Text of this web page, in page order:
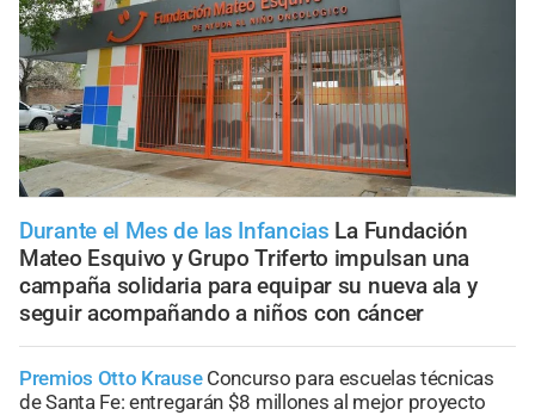
Durante el Mes de las Infancias La Fundación
Mateo Esquivo y Grupo Triferto impulsan una
campaña solidaria para equipar su nueva ala y
seguir acompañando a niños con cáncer
Premios Otto Krause Concurso para escuelas técnicas
de Santa Fe: entregarán $8 millones al mejor proyecto